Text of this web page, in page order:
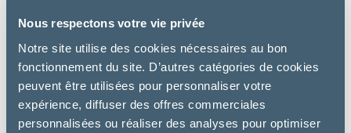
Nous respectons votre vie privée
Notre site utilise des cookies nécessaires au bon
fonctionnement du site. D’autres catégories de cookies
peuvent être utilisées pour personnaliser votre
expérience, diffuser des offres commerciales
personnalisées ou réaliser des analyses pour optimiser